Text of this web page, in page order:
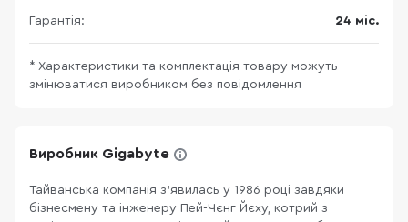
Гарантія: 24 міс.
* Характеристики та комплектація товару можуть
змінюватися виробником без повідомлення
Виробник Gigabyte
Тайванська компанія з’явилась у 1986 році завдяки
бізнесмену та інженеру Пей-Чєнг Йєху, котрий з